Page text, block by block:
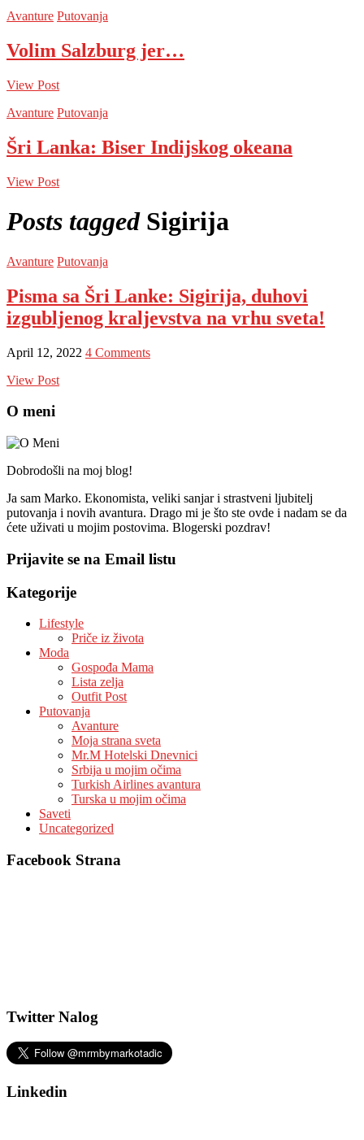
Avanture Putovanja
Volim Salzburg jer…
View Post
Avanture Putovanja
Šri Lanka: Biser Indijskog okeana
View Post
Posts tagged Sigirija
Avanture Putovanja
Pisma sa Šri Lanke: Sigirija, duhovi
izgubljenog kraljevstva na vrhu sveta!
April 12, 2022 4 Comments
View Post
O meni
Dobrodošli na moj blog!
Ja sam Marko. Ekonomista, veliki sanjar i strastveni ljubitelj
putovanja i novih avantura. Drago mi je što ste ovde i nadam se da
ćete uživati u mojim postovima. Blogerski pozdrav!
Prijavite se na Email listu
Kategorije
Lifestyle
Priče iz života
Moda
Gospođa Mama
Lista zelja
Outfit Post
Putovanja
Avanture
Moja strana sveta
Mr.M Hotelski Dnevnici
Srbija u mojim očima
Turkish Airlines avantura
Turska u mojim očima
Saveti
Uncategorized
Facebook Strana
Twitter Nalog
Linkedin